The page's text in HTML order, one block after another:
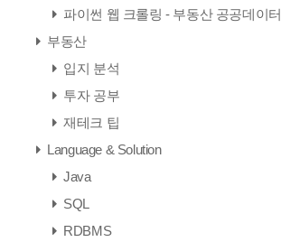
파이썬 웹 크롤링 - 부동산 공공데이터
부동산
입지 분석
투자 공부
재테크 팁
Language & Solution
Java
SQL
RDBMS